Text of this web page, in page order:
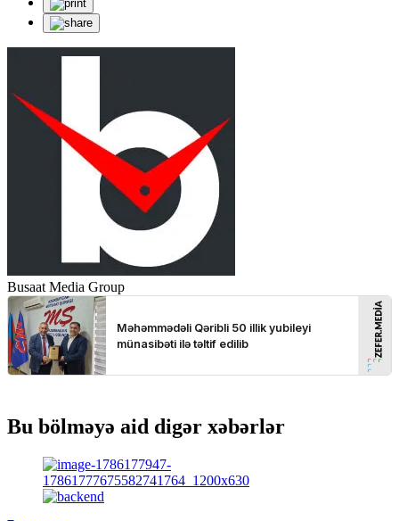
Busaat Media Group
Bu bölməyə aid digər xəbərlər